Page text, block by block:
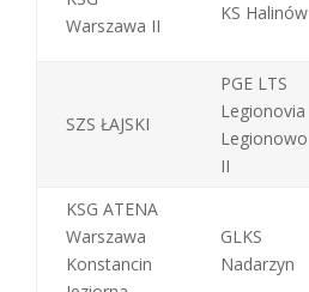
Warszawa II
KS Halinów
SZS ŁAJSKI
PGE LTS
Legionovia
Legionowo
II
KSG ATENA
Warszawa
Konstancin
GLKS
Nadarzyn